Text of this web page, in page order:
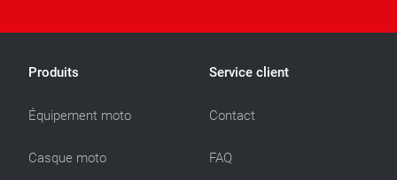
Produits
Équipement moto
Casque moto
Service client
Contact
FAQ